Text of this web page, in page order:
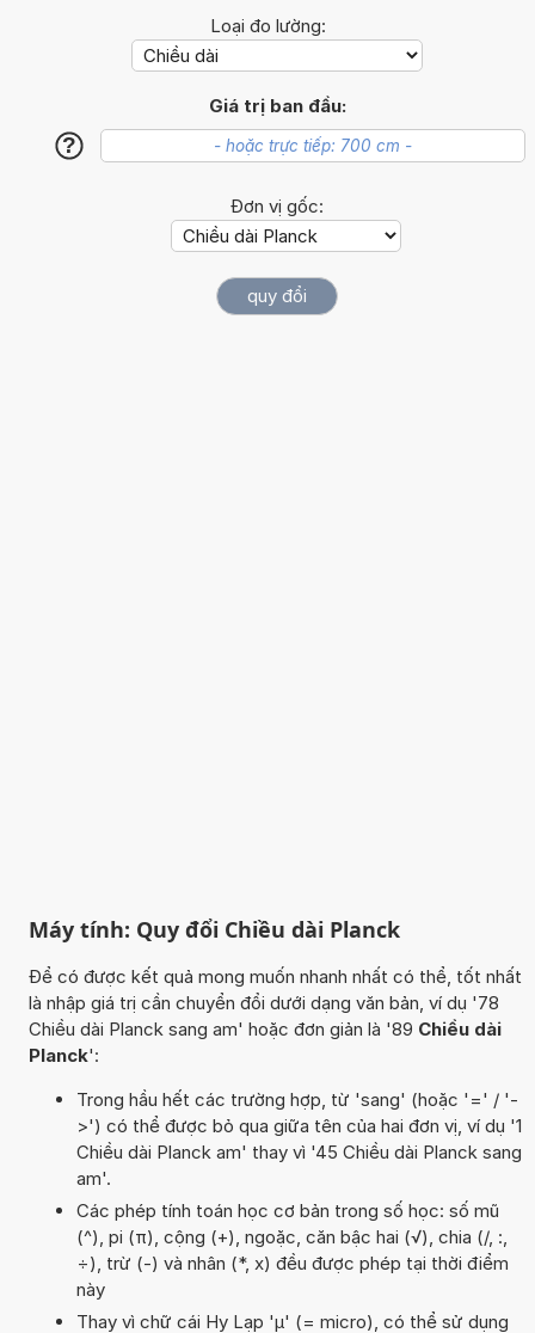
Loại đo lường:
Giá trị ban đầu:
?
Đơn vị gốc:
Máy tính: Quy đổi Chiều dài Planck
Để có được kết quả mong muốn nhanh nhất có thể, tốt nhất
là nhập giá trị cần chuyển đổi dưới dạng văn bản, ví dụ '78
Chiều dài Planck sang am' hoặc đơn giản là '89 Chiều dài
Planck':
Trong hầu hết các trường hợp, từ 'sang' (hoặc '=' / '-
>') có thể được bỏ qua giữa tên của hai đơn vị, ví dụ '1
Chiều dài Planck am' thay vì '45 Chiều dài Planck sang
am'.
Các phép tính toán học cơ bản trong số học: số mũ
(^), pi (π), cộng (+), ngoặc, căn bậc hai (√), chia (/, :,
÷), trừ (-) và nhân (*, x) đều được phép tại thời điểm
này
Thay vì chữ cái Hy Lạp 'µ' (= micro), có thể sử dụng